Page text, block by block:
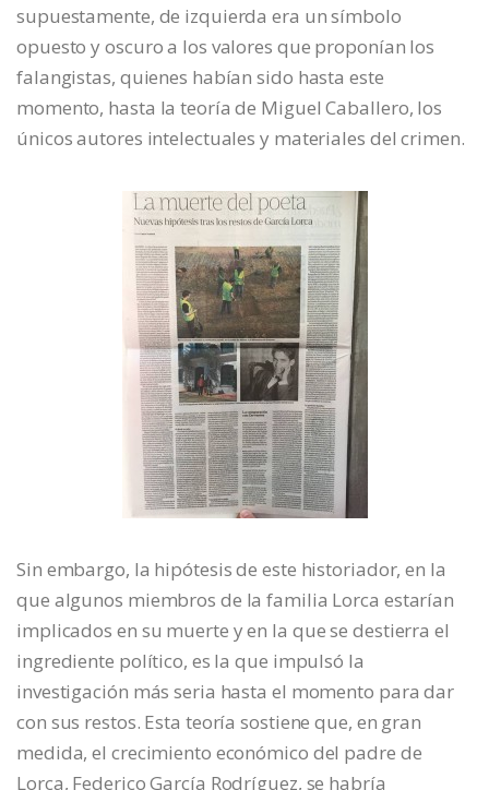
supuestamente, de izquierda era un símbolo
opuesto y oscuro a los valores que proponían los
falangistas, quienes habían sido hasta este
momento, hasta la teoría de Miguel Caballero, los
únicos autores intelectuales y materiales del crimen.
Sin embargo, la hipótesis de este historiador, en la
que algunos miembros de la familia Lorca estarían
implicados en su muerte y en la que se destierra el
ingrediente político, es la que impulsó la
investigación más seria hasta el momento para dar
con sus restos. Esta teoría sostiene que, en gran
medida, el crecimiento económico del padre de
Lorca, Federico García Rodríguez, se habría